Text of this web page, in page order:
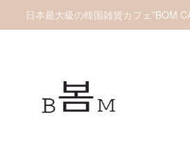
日本最大級の韓国雑貨カフェ”BOM